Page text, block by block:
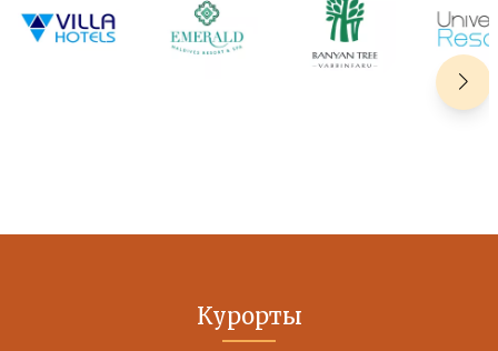
Курорты